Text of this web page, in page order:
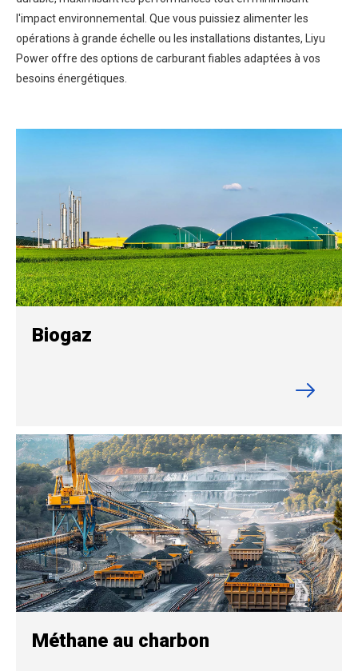
l'impact environnemental. Que vous puissiez alimenter les
opérations à grande échelle ou les installations distantes, Liyu
Power offre des options de carburant fiables adaptées à vos
besoins énergétiques.
Biogaz
Méthane au charbon